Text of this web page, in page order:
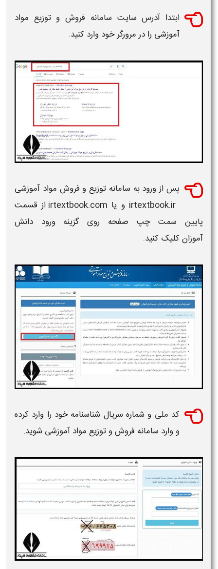
ابتدا آدرس سایت سامانه فروش و توزیع مواد
آموزشی را در مرورگر خود وارد کنید.
پس از ورود به سامانه توزیع و فروش مواد آموزشی​
irtextbook.ir
و یا irtextbook.com از قسمت
پایین سمت چپ صفحه روی گزینه ورود دانش
آموزان کلیک کنید.
کد ملی و شماره سریال شناسنامه خود را وارد کرده
و وارد سامانه فروش و توزیع مواد آموزشی شوید.